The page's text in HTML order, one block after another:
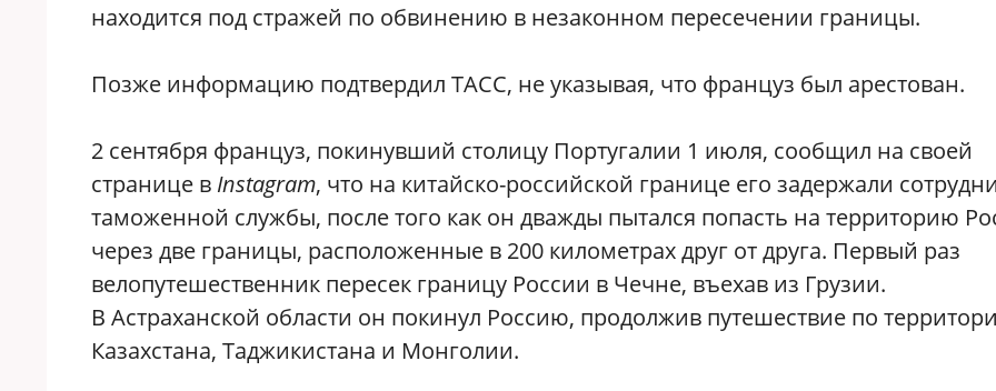
находится под стражей по обвинению в незаконном пересечении границы.
Позже информацию подтвердил ТАСС, не указывая, что француз был арестован.
2 сентября француз, покинувший столицу Португалии 1 июля, сообщил на своей
странице в Instagram, что на китайско-российской границе его задержали
таможенной службы, после того как он дважды пытался попасть на территорию
через две границы, расположенные в 200 километрах друг от друга. Первый раз
велопутешественник пересек границу России в Чечне, въехав из Грузии.
В Астраханской области он покинул Россию, продолжив путешествие по
Казахстана, Таджикистана и Монголии.